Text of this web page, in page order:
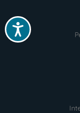
Acessibilidade